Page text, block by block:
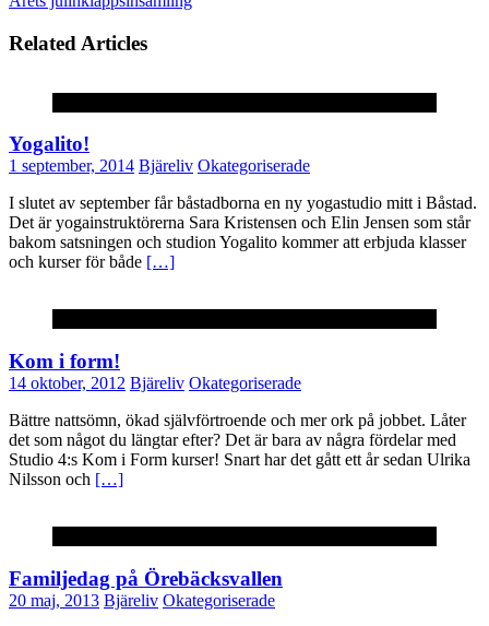
Related Articles
Yogalito!
1 september, 2014 Bjäreliv Okategoriserade
I slutet av september får båstadborna en ny yogastudio mitt i Båstad.
Det är yogainstruktörerna Sara Kristensen och Elin Jensen som står
bakom satsningen och studion Yogalito kommer att erbjuda klasser
och kurser för både […]
Kom i form!
14 oktober, 2012 Bjäreliv Okategoriserade
Bättre nattsömn, ökad självförtroende och mer ork på jobbet. Låter
det som något du längtar efter? Det är bara av några fördelar med
Studio 4:s Kom i Form kurser! Snart har det gått ett år sedan Ulrika
Nilsson och […]
Familjedag på Örebäcksvallen
20 maj, 2013 Bjäreliv Okategoriserade